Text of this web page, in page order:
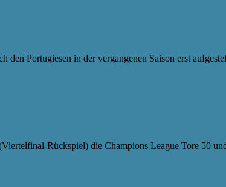
Portugiesen in der vergangenen Saison erst
Rückspiel) die Champions League Tore 50